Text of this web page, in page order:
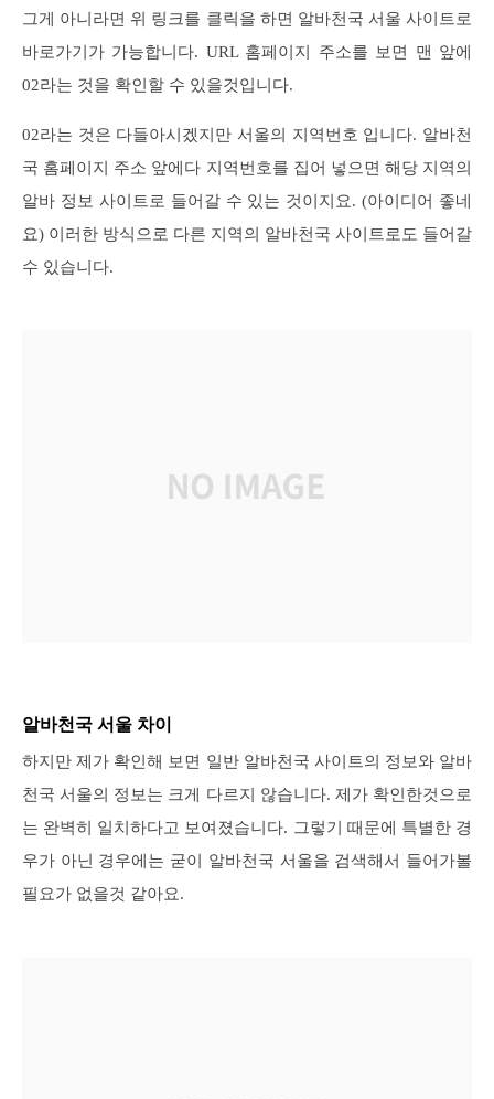
그게 아니라면 위 링크를 클릭을 하면 알바천국 서울 사이트로
바로가기가 가능합니다. URL 홈페이지 주소를 보면 맨 앞에
02라는 것을 확인할 수 있을것입니다.
02라는 것은 다들아시겠지만 서울의 지역번호 입니다. 알바천
국 홈페이지 주소 앞에다 지역번호를 집어 넣으면 해당 지역의
알바 정보 사이트로 들어갈 수 있는 것이지요. (아이디어 좋네
요) 이러한 방식으로 다른 지역의 알바천국 사이트로도 들어갈
수 있습니다.
알바천국 서울 차이
하지만 제가 확인해 보면 일반 알바천국 사이트의 정보와 알바
천국 서울의 정보는 크게 다르지 않습니다. 제가 확인한것으로
는 완벽히 일치하다고 보여졌습니다. 그렇기 때문에 특별한 경
우가 아닌 경우에는 굳이 알바천국 서울을 검색해서 들어가볼
필요가 없을것 같아요.